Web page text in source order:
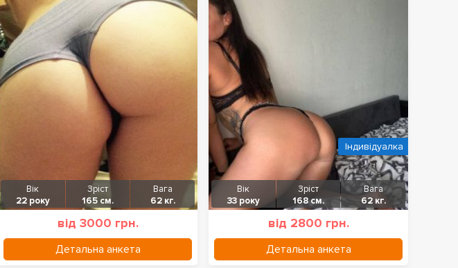
Вік
22 року
Зріст
165 см.
Вага
62 кг.
від 3000 грн.
Детальна анкета
Вік
33 року
Зріст
168 см.
Вага
62 кг.
від 2800 грн.
Детальна анкета
Індивідуалка